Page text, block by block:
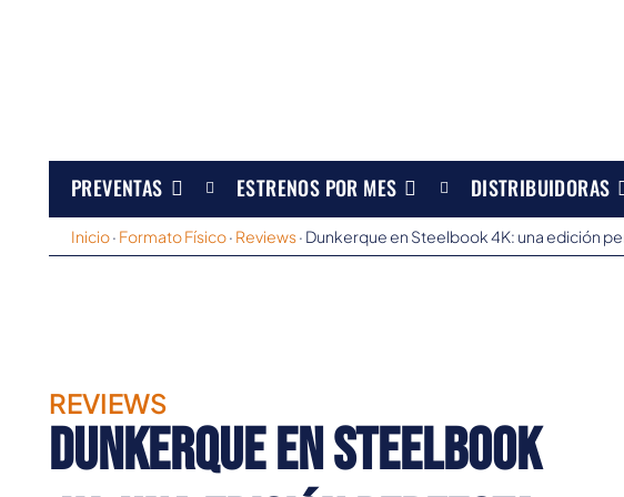
PREVENTAS ESTRENOS POR MES DISTRIBUIDORAS
Inicio· Formato Físico· Reviews· Dunkerque en Steelbook 4K: una edición
REVIEWS
Dunkerque en Steelbook